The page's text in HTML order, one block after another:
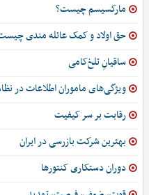
مارکسیسم چیست؟
حق اولاد و کمک عائله مندی
ساقیانِ تلخ‌کامی
ویژگی‌های ماموران اطلاعات در
رقابت بر سر کیفیت
بهترین شرکت بازرسی در ایران
دوران دستکاری کنتورها